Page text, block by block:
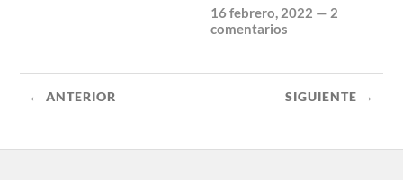
16 febrero, 2022 — 2
comentarios
← ANTERIOR SIGUIENTE →